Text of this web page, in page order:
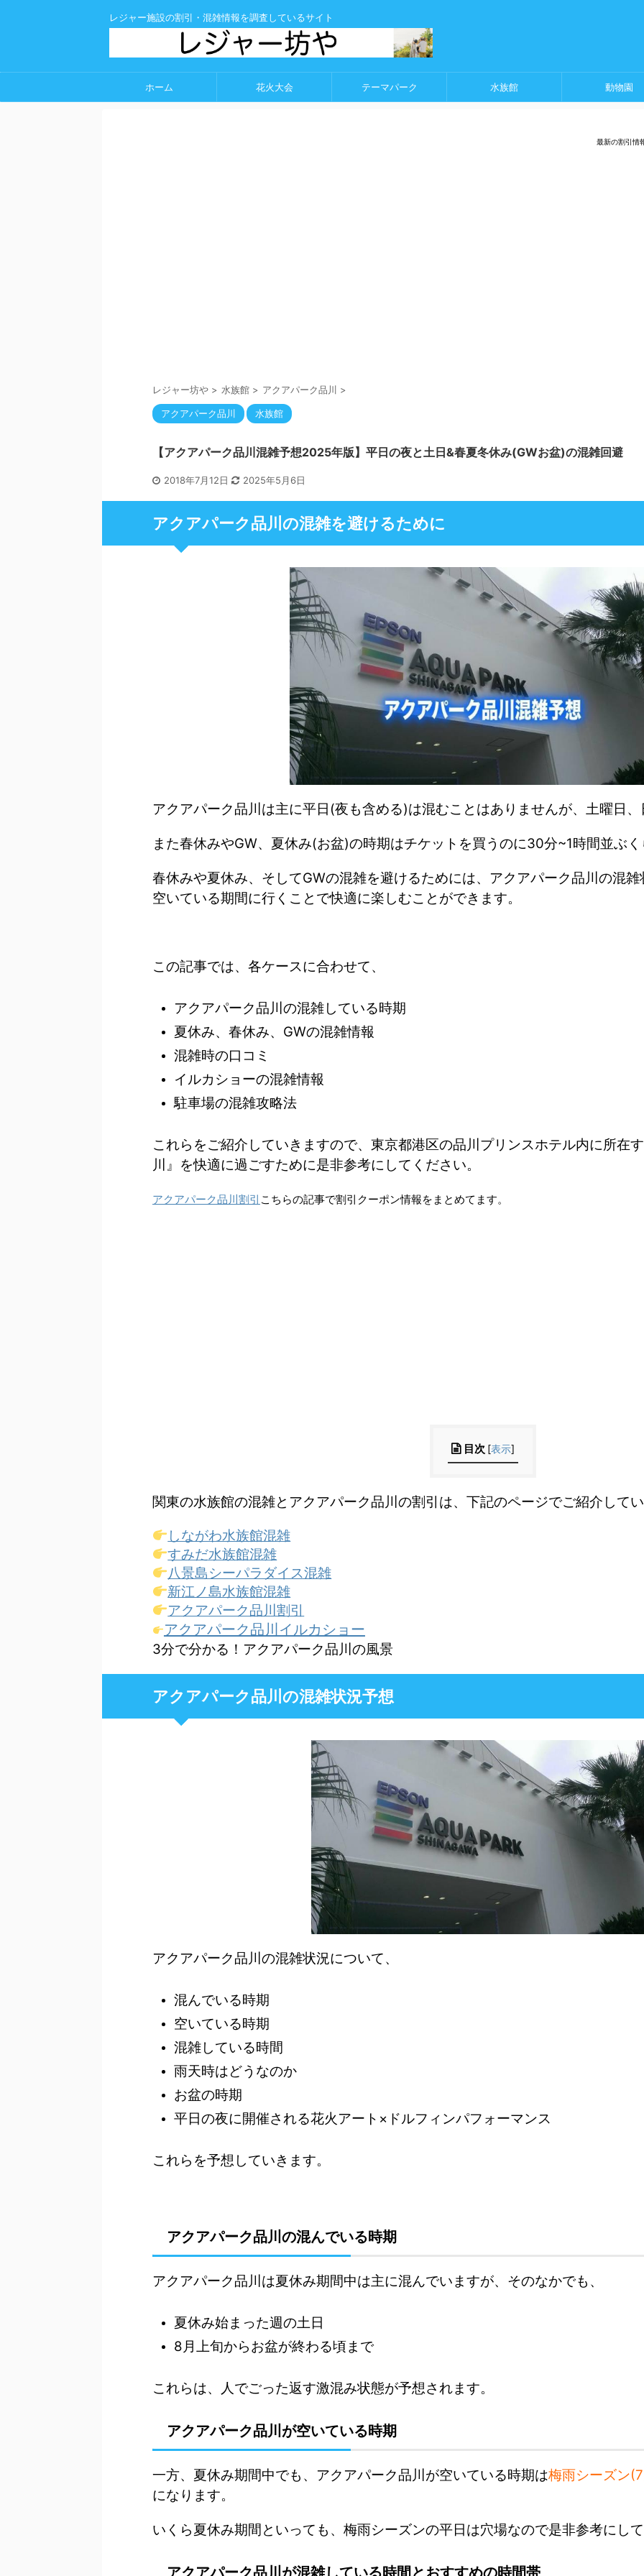
レジャー施設の割引・混雑情報を調査しているサイト
ホーム 花火大会 テーマパーク 水族館 動物園
最新の割引情
レジャー坊や > 水族館 > アクアパーク品川 >
アクアパーク品川 水族館
【アクアパーク品川混雑予想2025年版】平日の夜と土日&春夏冬休み(GWお盆)の混雑回避
2018年7月12日 2025年5月6日
アクアパーク品川の混雑を避けるために
アクアパーク品川は主に平日(夜も含める)は混むことはありませんが、 土曜日
また春休みやGW、夏休み(お盆)の時期はチケットを買うのに30分~1時間並ぶ
春休みや夏休み、そしてGWの混雑を避けるためには、アクアパーク品川の混
空いている期間に行くことで快適に楽しむことができます。
この記事では、各ケースに合わせて、
アクアパーク品川の混雑している時期
夏休み、春休み、GWの混雑情報
混雑時の口コミ
イルカショーの混雑情報
駐車場の混雑攻略法
これらをご紹介していきますので、東京都港区の品川プリンスホテル内に所在
川』を快適に過ごすために是非参考にしてください。
アクアパーク品川割引 こちらの記事で割引クーポン情報をまとめてます。
目次 [表示]
関東の水族館の混雑とアクアパーク品川の割引は、下記のページでご紹介して
しながわ水族館混雑
すみだ水族館混雑
八景島シーパラダイス混雑
新江ノ島水族館混雑
アクアパーク品川割引
アクアパーク品川イルカショー
3分で分かる！アクアパーク品川の風景
アクアパーク品川の混雑状況予想
アクアパーク品川の混雑状況について、
混んでいる時期
空いている時期
混雑している時間
雨天時はどうなのか
お盆の時期
平日の夜に開催される花火アート×ドルフィンパフォーマンス
これらを予想していきます。
アクアパーク品川の混んでいる時期
アクアパーク品川は夏休み期間中は主に混んでいますが、そのなかでも、
夏休み始まった週の土日
8月上旬からお盆が終わる頃まで
これらは、人でごった返す激混み状態が予想されます。
アクアパーク品川が空いている時期
一方、夏休み期間中でも、アクアパーク品川が空いている時期は梅雨シーズン
になります。
いくら夏休み期間といっても、梅雨シーズンの平日は穴場なので是非参考にし
アクアパーク品川が混雑している時間とおすすめの時間帯